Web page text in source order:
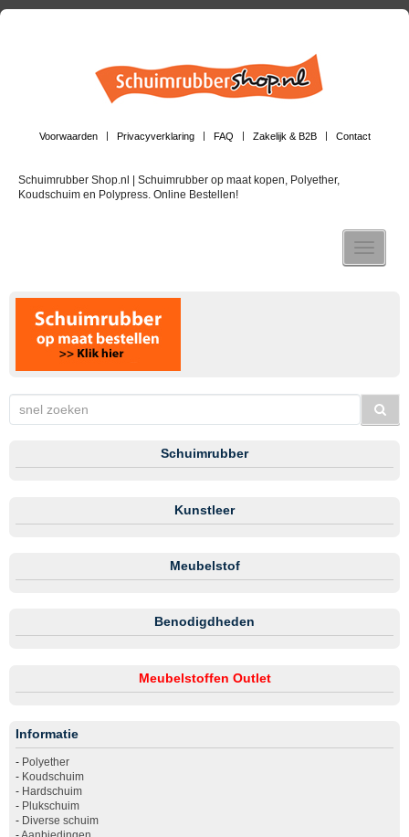
Voorwaarden Privacyverklaring FAQ Zakelijk & B2B Contact
Schuimrubber Shop.nl | Schuimrubber op maat kopen, Polyether,
Koudschuim en Polypress. Online Bestellen!
Toggle
Schuimrubber
Kunstleer
Meubelstof
Benodigdheden
Meubelstoffen Outlet
Informatie
- Polyether
- Koudschuim
- Hardschuim
- Plukschuim
- Diverse schuim